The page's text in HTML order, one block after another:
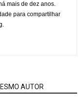
mais de dez anos.
para compartilhar
AUTOR